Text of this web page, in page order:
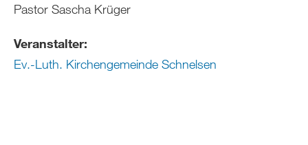
Pastor Sascha Krüger
Veranstalter:
Ev.-Luth. Kirchengemeinde Schnelsen